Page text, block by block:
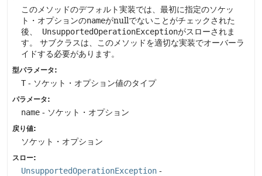
このメソッドのデフォルト実装では、最初に指定のソケッ
ト・オプションのnameがnullでないことがチェックされた
後、
UnsupportedOperationExceptionがスローされま
す。
サブクラスは、このメソッドを適切な実装でオーバーラ
イドする必要があります。
型パラメータ:
T- ソケット・オプション値のタイプ
パラメータ:
name - ソケット・オプション
戻り値:
ソケット・オプション
スロー:
UnsupportedOperationException -